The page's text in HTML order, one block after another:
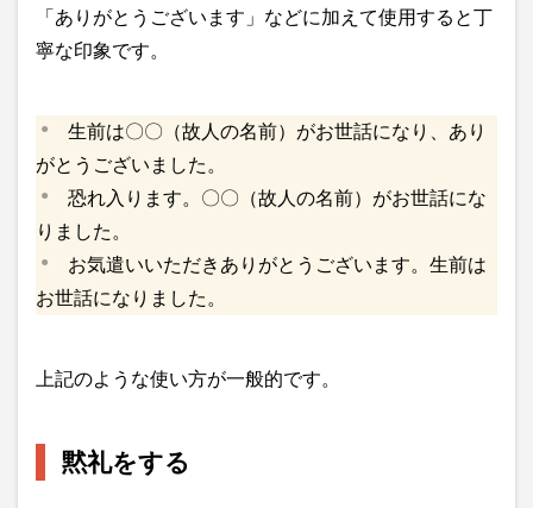
「ありがとうございます」などに加えて使用すると丁
寧な印象です。
生前は〇〇（故人の名前）がお世話になり、あり
がとうございました。
恐れ入ります。〇〇（故人の名前）がお世話にな
りました。
お気遣いいただきありがとうございます。生前は
お世話になりました。
上記のような使い方が一般的です。
黙礼をする